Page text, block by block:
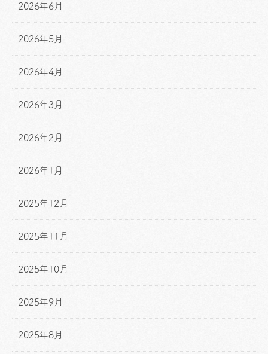
2026年6月
2026年5月
2026年4月
2026年3月
2026年2月
2026年1月
2025年12月
2025年11月
2025年10月
2025年9月
2025年8月